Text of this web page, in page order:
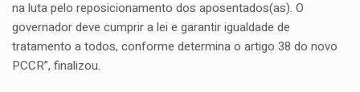
na luta pelo reposicionamento dos aposentados(as). O
governador deve cumprir a lei e garantir igualdade de
tratamento a todos, conforme determina o artigo 38 do novo
PCCR”, finalizou.